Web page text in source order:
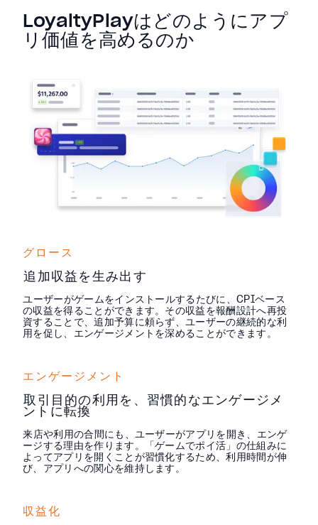
LoyaltyPlayはどのようにアプ
リ価値を高めるのか
グロース
追加収益を生み出す
ユーザーがゲームをインストールするたびに、CPIベース
の収益を得ることができます。その収益を報酬設計へ再投
資することで、追加予算に頼らず、ユーザーの継続的な利
用を促し、エンゲージメントを深めることができます。
エンゲージメント
取引目的の利用を、習慣的なエンゲージメ
ントに転換
来店や利用の合間にも、ユーザーがアプリを開き、エンゲ
ージする理由を作ります。「ゲームでポイ活」の仕組みに
よってアプリを開くことが習慣化するため、利用時間が伸
び、アプリへの関心を維持します。
収益化